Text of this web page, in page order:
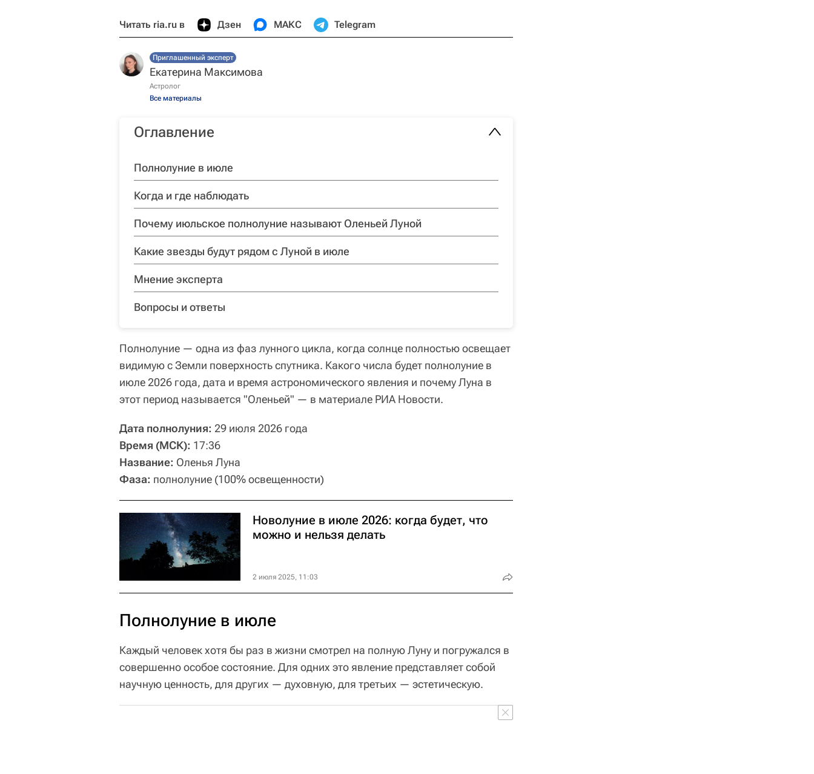
Читать ria.ru в Дзен МАКС Telegram
Приглашенный эксперт
Екатерина Максимова
Астролог
Все материалы
Оглавление
Полнолуние в июле
Когда и где наблюдать
Почему июльское полнолуние называют Оленьей Луной
Какие звезды будут рядом с Луной в июле
Мнение эксперта
Вопросы и ответы
Полнолуние — одна из фаз лунного цикла, когда солнце полностью освещает
видимую с Земли поверхность спутника. Какого числа будет полнолуние в
июле 2026 года, дата и время астрономического явления и почему Луна в
этот период называется "Оленьей" — в материале РИА Новости.
Дата полнолуния: 29 июля 2026 года
Время (МСК): 17:36
Название: Оленья Луна
Фаза: полнолуние (100% освещенности)
Новолуние в июле 2026: когда будет, что
можно и нельзя делать
2 июля 2025, 11:03
Полнолуние в июле
Каждый человек хотя бы раз в жизни смотрел на полную Луну и погружался в
совершенно особое состояние. Для одних это явление представляет собой
научную ценность, для других — духовную, для третьих — эстетическую.